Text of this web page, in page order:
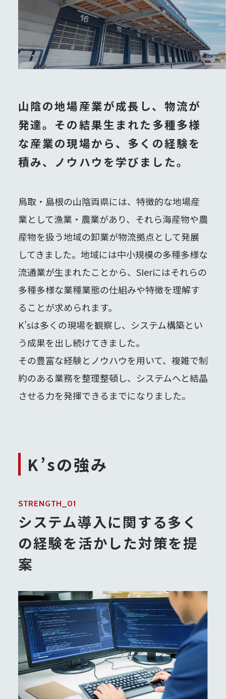
山陰の地場産業が成長し、物流が
発達。 その結果生まれた多種多様
な産業の現場から、 多くの経験を
積み、ノウハウを学びました。
鳥取・島根の山陰両県には、特徴的な地場産
業として漁業・農業があり、それら海産物や農
産物を扱う地域の卸業が物流拠点として発展
してきました。地域には中小規模の多種多様な
流通業が生まれたことから、SIerにはそれらの
多種多様な業種業態の仕組みや特徴を理解す
ることが求められます。
K’sは多くの現場を観察し、システム構築とい
う成果を出し続けてきました。
その豊富な経験とノウハウを用いて、複雑で制
約のある業務を整理整頓し、システムへと結晶
させる力を発揮できるまでになりました。
K’sの強み
STRENGTH_01
システム導入に関する多く
の経験を活かした対策を提
案